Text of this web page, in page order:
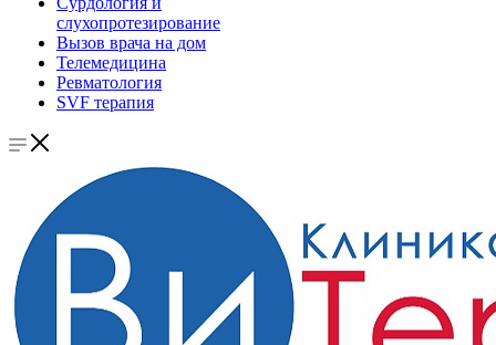
слухопротезирование
Вызов врача на дом
Телемедицина
Ревматология
SVF терапия